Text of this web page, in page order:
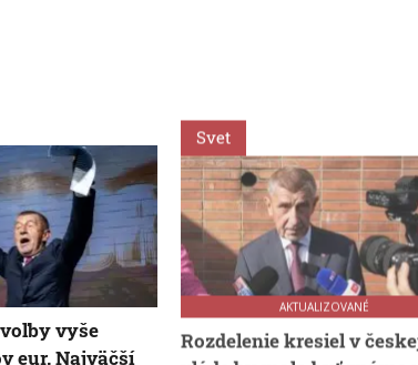
vyše
eur. Najväčší
Svet
AKTUALIZOVANÉ
Rozdelenie kresiel v
vláde by malo byť známe